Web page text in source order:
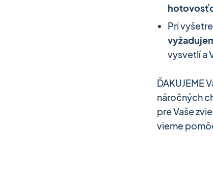
Pri
vysvetlí a
ĎAKUJEME
náročných
pre Vaše
vieme